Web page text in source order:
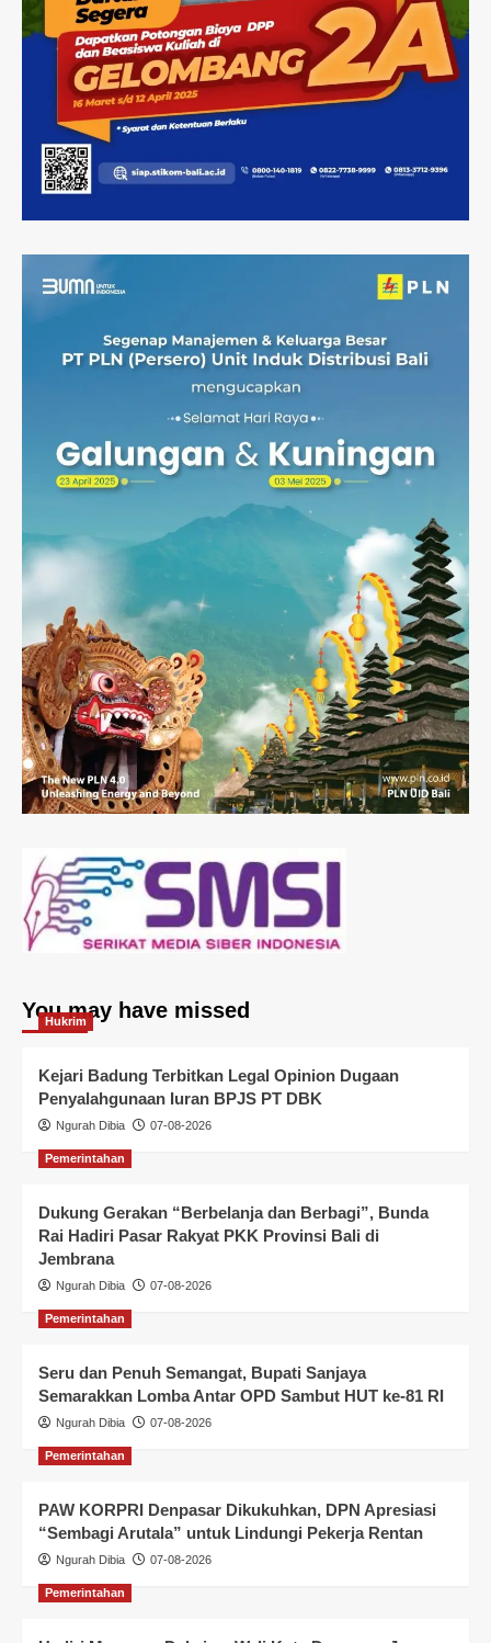
You may have missed
Hukrim
Kejari Badung Terbitkan Legal Opinion Dugaan
Penyalahgunaan Iuran BPJS PT DBK
Ngurah Dibia 07-08-2026
Pemerintahan
Dukung Gerakan “Berbelanja dan Berbagi”, Bunda
Rai Hadiri Pasar Rakyat PKK Provinsi Bali di
Jembrana
Ngurah Dibia 07-08-2026
Pemerintahan
Seru dan Penuh Semangat, Bupati Sanjaya
Semarakkan Lomba Antar OPD Sambut HUT ke-81 RI
Ngurah Dibia 07-08-2026
Pemerintahan
PAW KORPRI Denpasar Dikukuhkan, DPN Apresiasi
“Sembagi Arutala” untuk Lindungi Pekerja Rentan
Ngurah Dibia 07-08-2026
Pemerintahan